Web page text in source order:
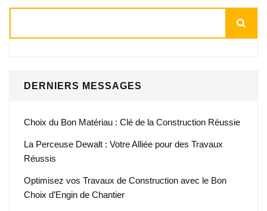
DERNIERS MESSAGES
Choix du Bon Matériau : Clé de la Construction Réussie
La Perceuse Dewalt : Votre Alliée pour des Travaux
Réussis
Optimisez vos Travaux de Construction avec le Bon
Choix d’Engin de Chantier